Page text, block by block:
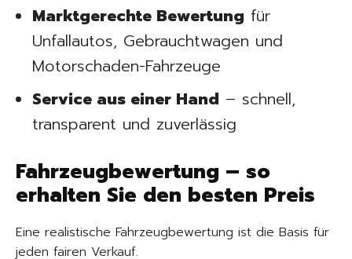
Marktgerechte Bewertung für
Unfallautos, Gebrauchtwagen und
Motorschaden-Fahrzeuge
Service aus einer Hand – schnell,
transparent und zuverlässig
Fahrzeugbewertung – so
erhalten Sie den besten Preis
Eine realistische Fahrzeugbewertung ist die Basis für
jeden fairen Verkauf.